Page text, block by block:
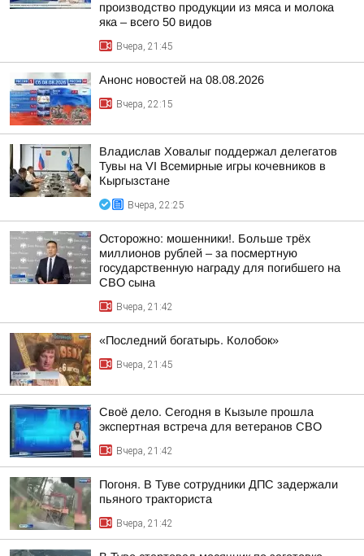
производство продукции из мяса и молока
яка – всего 50 видов
Вчера, 21:45
Анонс новостей на 08.08.2026
Вчера, 22:15
Владислав Ховалыг поддержал делегатов
Тувы на VI Всемирные игры кочевников в
Кыргызстане
Вчера, 22:25
Осторожно: мошенники!. Больше трёх
миллионов рублей – за посмертную
государственную награду для погибшего на
СВО сына
Вчера, 21:42
«Последний богатырь. Колобок»
Вчера, 21:45
Своё дело. Сегодня в Кызыле прошла
экспертная встреча для ветеранов СВО
Вчера, 21:42
Погоня. В Туве сотрудники ДПС задержали
пьяного тракториста
Вчера, 21:42